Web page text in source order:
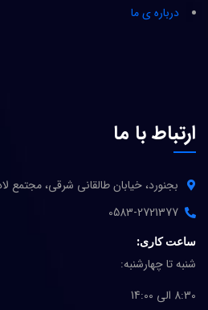
درباره ی ما
ارتباط با ما
بجنورد، خیابان طالقانی شرقی، مجتمع
0583-2721377
ساعت کاری:
شنبه تا چهارشنبه:
8:30 الی 14:00